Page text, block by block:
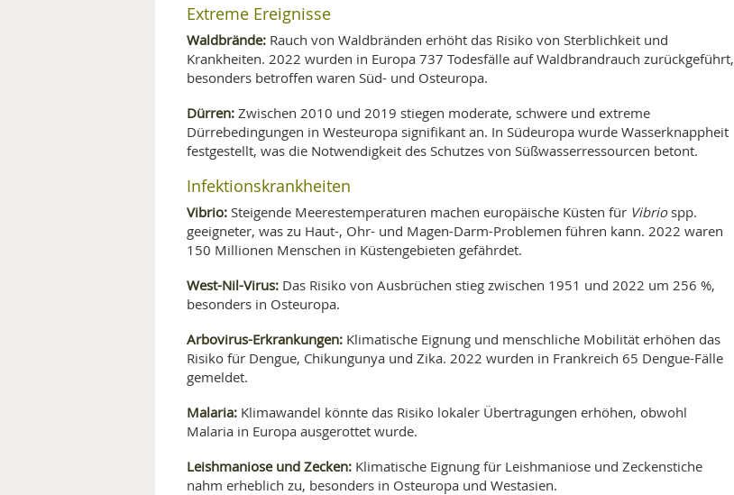
Extreme Ereignisse
Waldbrände: Rauch von Waldbränden erhöht das Risiko von Sterblichkeit und
Krankheiten. 2022 wurden in Europa 737 Todesfälle auf Waldbrandrauch zurückgeführt,
besonders betroffen waren Süd- und Osteuropa.
Dürren: Zwischen 2010 und 2019 stiegen moderate, schwere und extreme
Dürrebedingungen in Westeuropa signifikant an. In Südeuropa wurde Wasserknappheit
festgestellt, was die Notwendigkeit des Schutzes von Süßwasserressourcen betont.
Infektionskrankheiten
Vibrio: Steigende Meerestemperaturen machen europäische Küsten für Vibriospp.
geeigneter, was zu Haut-, Ohr- und Magen-Darm-Problemen führen kann. 2022 waren
150 Millionen Menschen in Küstengebieten gefährdet.
West-Nil-Virus: Das Risiko von Ausbrüchen stieg zwischen 1951 und 2022 um 256 %,
besonders in Osteuropa.
Arbovirus-Erkrankungen: Klimatische Eignung und menschliche Mobilität erhöhen das
Risiko für Dengue, Chikungunya und Zika. 2022 wurden in Frankreich 65 Dengue-Fälle
gemeldet.
Malaria: Klimawandel könnte das Risiko lokaler Übertragungen erhöhen, obwohl
Malaria in Europa ausgerottet wurde.
Leishmaniose und Zecken: Klimatische Eignung für Leishmaniose und Zeckenstiche
nahm erheblich zu, besonders in Osteuropa und Westasien.